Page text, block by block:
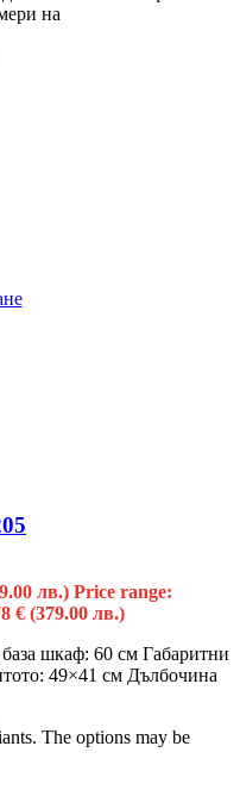
на
лв.) Price range:
€ (379.00 лв.)
шкаф: 60 см Габаритни
49×41 см Дълбочина
The options may be